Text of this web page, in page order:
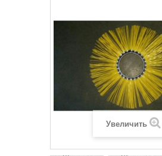
Увеличить